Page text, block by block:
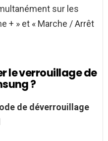
sur les
+ » et « Marche / Arrêt
le verrouillage de
?
de déverrouillage